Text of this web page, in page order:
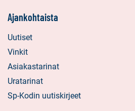
Ajankohtaista
Uutiset
Vinkit
Asiakastarinat
Uratarinat
Sp-Kodin uutiskirjeet